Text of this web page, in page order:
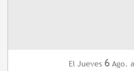
El Jueves 6 Ago.